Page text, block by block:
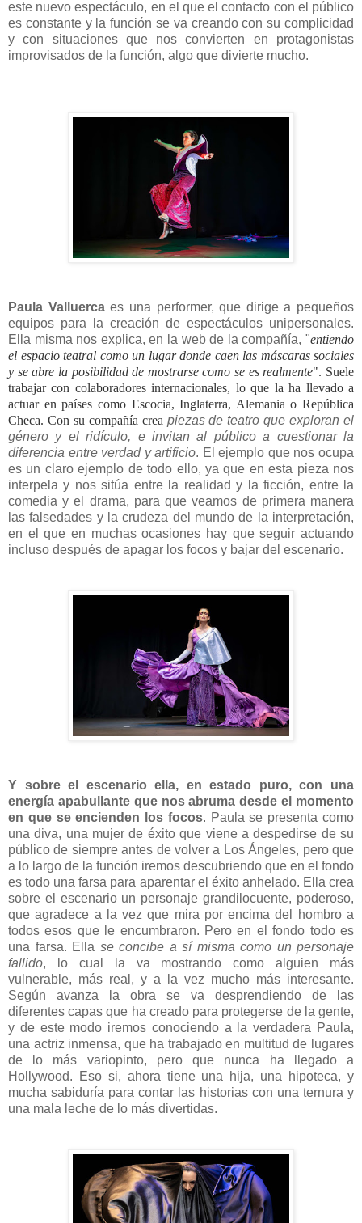
este nuevo espectáculo, en el que el contacto con el público
es constante y la función se va creando con su complicidad
y con situaciones que nos convierten en protagonistas
improvisados de la función, algo que divierte mucho.
Paula Valluercaes una performer, que dirige a pequeños
equipos para la creación de espectáculos unipersonales.
Ella misma nos explica, en la web de la compañía, "entiendo
el espacio teatral como un lugar donde caen las máscaras sociales
y se abre la posibilidad de mostrarse como se es realmente". Suele
trabajar con colaboradores internacionales, lo que la ha llevado a
actuar en países como Escocia, Inglaterra, Alemania o República
Checa. Con su compañía crea piezas de teatro que exploran el
género y el ridículo, e invitan al público a cuestionar la
diferencia entre verdad y artificio. El ejemplo que nos ocupa
es un claro ejemplo de todo ello, ya que en esta pieza nos
interpela y nos sitúa entre la realidad y la ficción, entre la
comedia y el drama, para que veamos de primera manera
las falsedades y la crudeza del mundo de la interpretación,
en el que en muchas ocasiones hay que seguir actuando
incluso después de apagar los focos y bajar del escenario.
Y sobre el escenario ella, en estado puro, con una
energía apabullante que nos abruma desde el momento
en que se encienden los focos. Paula se presenta como
una diva, una mujer de éxito que viene a despedirse de su
público de siempre antes de volver a Los Ángeles, pero que
a lo largo de la función iremos descubriendo que en el fondo
es todo una farsa para aparentar el éxito anhelado. Ella crea
sobre el escenario un personaje grandilocuente, poderoso,
que agradece a la vez que mira por encima del hombro a
todos esos que le encumbraron. Pero en el fondo todo es
una farsa. Ella se concibe a sí misma como un personaje
fallido, lo cual la va mostrando como alguien más
vulnerable, más real, y a la vez mucho más interesante.
Según avanza la obra se va desprendiendo de las
diferentes capas que ha creado para protegerse de la gente,
y de este modo iremos conociendo a la verdadera Paula,
una actriz inmensa, que ha trabajado en multitud de lugares
de lo más variopinto, pero que nunca ha llegado a
Hollywood. Eso si, ahora tiene una hija, una hipoteca, y
mucha sabiduría para contar las historias con una ternura y
una mala leche de lo más divertidas.